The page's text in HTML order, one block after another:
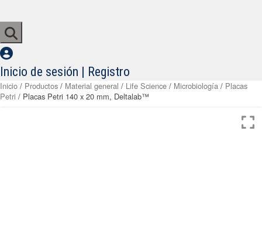
Inicio de sesión | Registro
Inicio / Productos / Material general / Life Science / Microbiología / Placas
Petri / Placas Petri 140 x 20 mm, Deltalab™